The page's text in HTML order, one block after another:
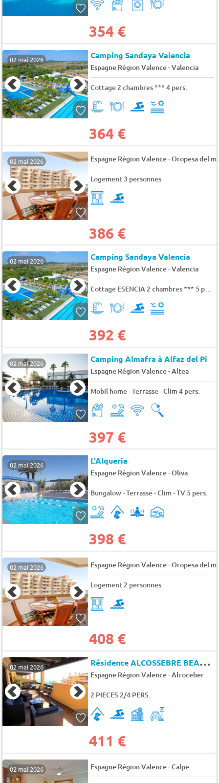
354 €
02 mai 2026 Camping Sandaya Valencia
Espagne Région Valence-Valencia
Cottage 2 chambres *** 4 pers.
364 €
02 mai 2026 Espagne Région Valence-Oropesa del
Logement 3 personnes
386 €
02 mai 2026 Camping Sandaya Valencia
Espagne Région Valence-Valencia
Cottage ESENCIA 2 chambres *** 5 pers.
392 €
02 mai 2026 Camping Almafra à Alfaz del Pi
Espagne Région Valence-Altea
Mobil home - Terrasse - Clim 4 pers.
397 €
02 mai 2026 L'Alqueria
Espagne Région Valence-Oliva
Bungalow - Terrasse - Clim - TV 5 pers.
398 €
02 mai 2026 Espagne Région Valence-Oropesa del
Logement 2 personnes
408 €
02 mai 2026 R
ésidence ALCOSSEBRE BEACH RESORT
Espagne Région Valence-Alcoceber
2 PIECES 2/4 PERS.
411 €
02 mai 2026 Espagne Région Valence-Calpe